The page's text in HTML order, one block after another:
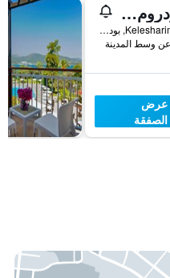
ديفان بودروم بالميرا
Kelesharim Cad No 22, بودروم, تركيا
عرض
الصفقة